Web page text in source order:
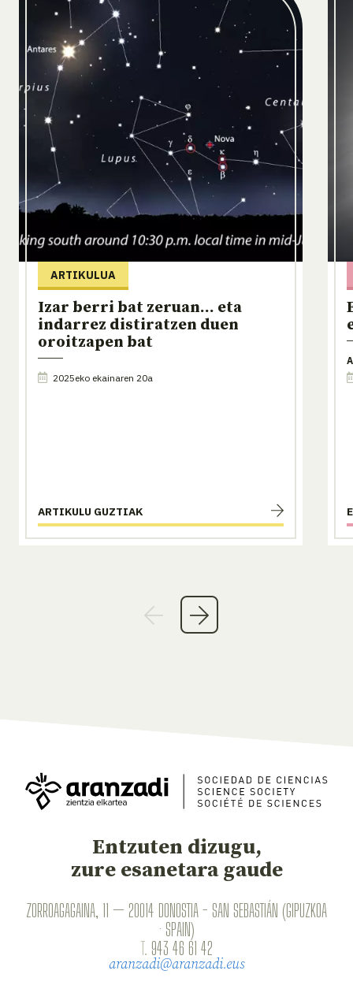
ARTIKULUA
Izar berri bat zeruan... eta
indarrez distiratzen duen
oroitzapen bat
2025eko ekainaren 20a
ARTIKULU GUZTIAK
Entzuten dizugu,
zure esanetara gaude
ZORROAGAGAINA, 11 — 20014 DONOSTIA - SAN SEBASTIÁN (GIPUZKOA
· SPAIN)
T. 943 46 61 42
aranzadi@aranzadi.eus